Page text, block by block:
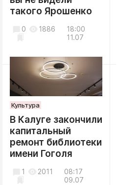
такого Ярошенко
18:00
11.07
0 1886
Культура
В Калуге закончили
капитальный
ремонт библиотеки
имени Гоголя
08:17
09.07
1 2011